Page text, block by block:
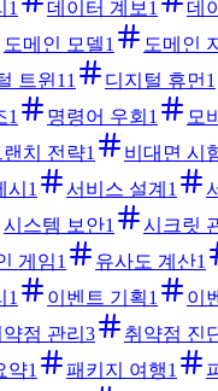
1 데이터 계보 1 데
도메인 모델1 도메인
트윈 11 디지털 휴먼 1
1 명령어 우회 1 모
랜치 전략1 비대면 시
1 서비스 설계 1
시스템 보안1 시크릿
게임1 유사도 계산1
1 이벤트 기획1 이
약점 관리 3 취약점 진
약1 패키지 여행1